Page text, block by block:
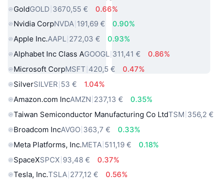
GoldGOLD 3670,55 €
0.66%
Nvidia CorpNVDA 191,69 €
0.90%
Apple Inc.AAPL 272,03 €
0.93%
Alphabet Inc Class AGOOGL 311,41 €
0.86%
Microsoft CorpMSFT 420,5 €
0.47%
SilverSILVER 53 €
1.04%
Amazon.com IncAMZN 237,13 €
0.35%
Taiwan Semiconductor Manufacturing Co LtdTSM 356,2 €
Broadcom IncAVGO 363,7 €
0.33%
Meta Platforms, Inc.META 511,19 €
0.18%
SpaceXSPCX 93,48 €
0.37%
Tesla, Inc.TSLA 277,12 €
0.56%